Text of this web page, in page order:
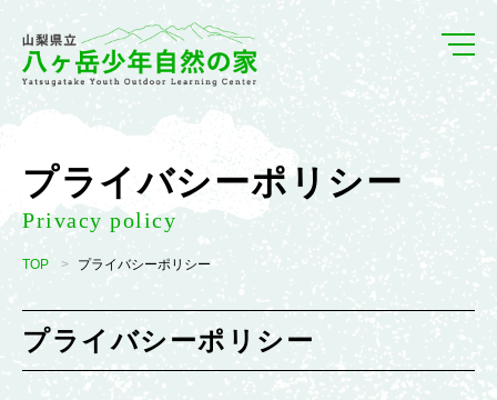
プライバシーポリシー
Privacy policy
TOP プライバシーポリシー
プライバシーポリシー